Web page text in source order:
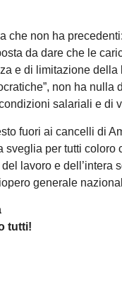
che non ha
da dare che le
e di limitazione della
non ha nulla
salariali e di
fuori ai cancelli di
per tutti coloro
lavoro e dell’intera
generale
tutti!